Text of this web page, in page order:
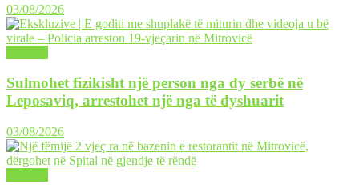
03/08/2026
Sulmohet fizikisht një person nga dy serbë në
Leposaviq, arrestohet një nga të dyshuarit
03/08/2026